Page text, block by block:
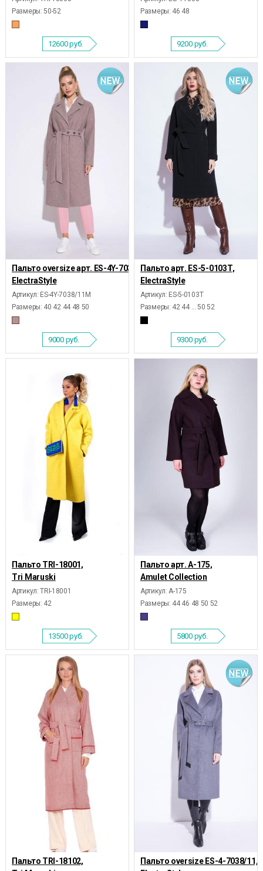
Размеры: 50-52
12600руб.
Размеры: 46 48
9200 руб.
Пальто oversize арт. ES-4Y-7038/11М,
ElectraStyle
Артикул: ES-4Y-7038/11М
Размеры: 40 42 44 48 50
9000 руб.
Пальто арт. ES-5-0103Т,
ElectraStyle
Артикул: ES-5-0103Т
Размеры: 42 44 ... 50 52
9300 руб.
Пальто TRI-18001,
Tri Maruski
Артикул: TRI-18001
Размеры: 42
13500руб.
Пальто арт. А-175,
Amulet Collection
Артикул: А-175
Размеры: 44 46 48 50 52
5800 руб.
Пальто TRI-18102,
Пальто oversize ES-4-7038/11,